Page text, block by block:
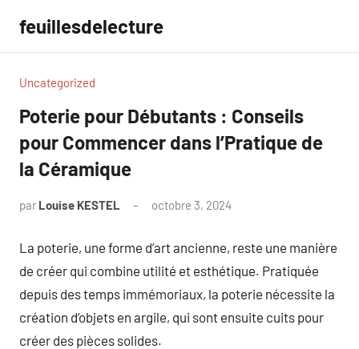
contenu
feuillesdelecture
Uncategorized
Poterie pour Débutants : Conseils
pour Commencer dans l’Pratique de
la Céramique
par Louise KESTEL octobre 3, 2024
La poterie, une forme d’art ancienne, reste une manière
de créer qui combine utilité et esthétique. Pratiquée
depuis des temps immémoriaux, la poterie nécessite la
création d’objets en argile, qui sont ensuite cuits pour
créer des pièces solides.